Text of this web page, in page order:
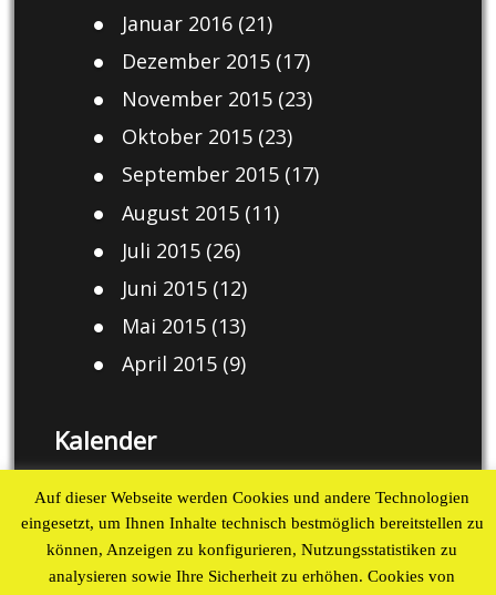
Januar 2016(21)
Dezember 2015(17)
November 2015(23)
Oktober 2015(23)
September 2015(17)
August 2015(11)
Juli 2015(26)
Juni 2015(12)
Mai 2015(13)
April 2015(9)
Kalender
M D M D F S
S
1
2
3
4 5 6 7 8 9
Auf dieser Webseite werden Cookies und andere Technologien
eingesetzt, um Ihnen Inhalte technisch bestmöglich bereitstellen zu
können, Anzeigen zu konfigurieren, Nutzungsstatistiken zu
analysieren sowie Ihre Sicherheit zu erhöhen. Cookies von